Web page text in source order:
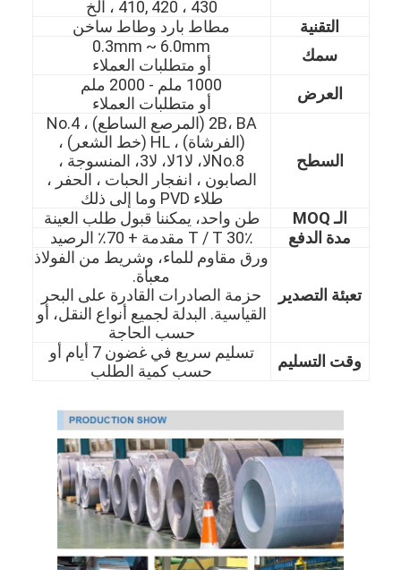
الصفحة الرئيسية
المنتجات
مقاطع فيديو
410, 420 ، 430 ، الخ
التقنية
مطاط بارد وطاط ساخن
سمك
0.3mm ~ 6.0mm
أو متطلبات العملاء
العرض
1000 ملم - 2000 ملم
أو متطلبات العملاء
السطح
2B، BA (المرصع الساطع) ، No.4
(الفرشاة) ، HL (خط الشعر) ،
No.8لا، لا1لا، لا3، المنسوجة ،
الصابون ، انفجار الحبات ، الحفر ،
طلاء PVD وما إلى ذلك
الـ MOQ
طن واحد، يمكننا قبول طلب العينة
مدة الدفع
30٪ T / T مقدمة + 70٪ الرصيد
تعبئة التصدير
ورق مقاوم للماء، وشريط من الفولاذ
معبأة.
حزمة الصادرات القادرة على البحر
القياسية. البدلة لجميع أنواع النقل، أو
حسب الحاجة
وقت التسليم
تسليم سريع في غضون 7 أيام أو
حسب كمية الطلب